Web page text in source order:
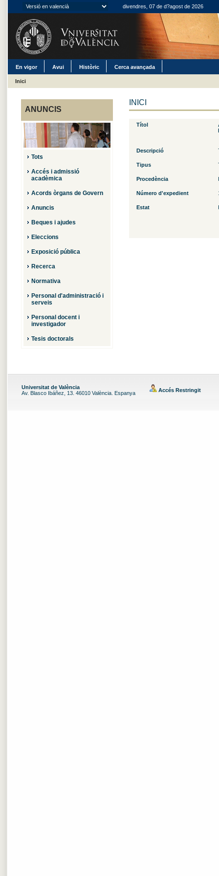
divendres, 07 de d?agost de 2026
En vigor Avui Històric Cerca avançada
Inici
ANUNCIS
Tots
Accés i admissió
acadèmica
Acords òrgans de Govern
Anuncis
Beques i ajudes
Eleccions
Exposició pública
Recerca
Normativa
Personal d'administració i
serveis
Personal docent i
investigador
Tesis doctorals
INICI
Títol
Descripció
Tipus
Procedència
Número d'expedient
Estat
Universitat de València
Av. Blasco Ibáñez, 13. 46010 València. Espanya
Accés Restringit